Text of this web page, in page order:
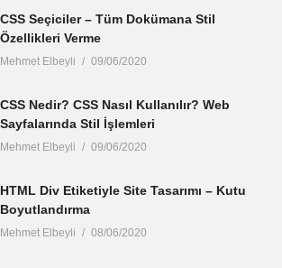
CSS Seçiciler – Tüm Dokümana Stil
Özellikleri Verme
Mehmet Elbeyli 09/06/2020
CSS Nedir? CSS Nasıl Kullanılır? Web
Sayfalarında Stil İşlemleri
Mehmet Elbeyli 09/06/2020
HTML Div Etiketiyle Site Tasarımı – Kutu
Boyutlandırma
Mehmet Elbeyli 08/06/2020